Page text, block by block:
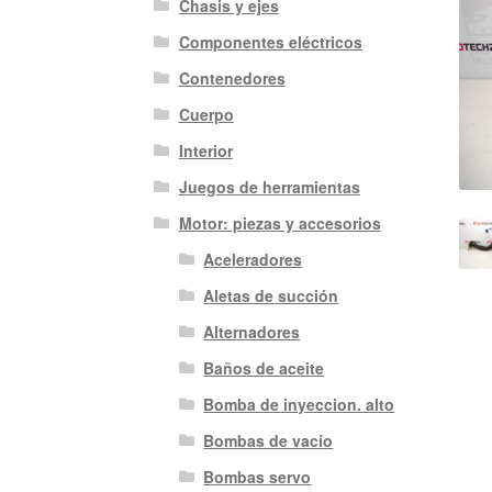
Chasis y ejes
Componentes eléctricos
Contenedores
Cuerpo
Interior
Juegos de herramientas
Motor: piezas y accesorios
Aceleradores
Aletas de succión
Alternadores
Baños de aceite
Bomba de inyeccion. alto
Bombas de vacío
Bombas servo